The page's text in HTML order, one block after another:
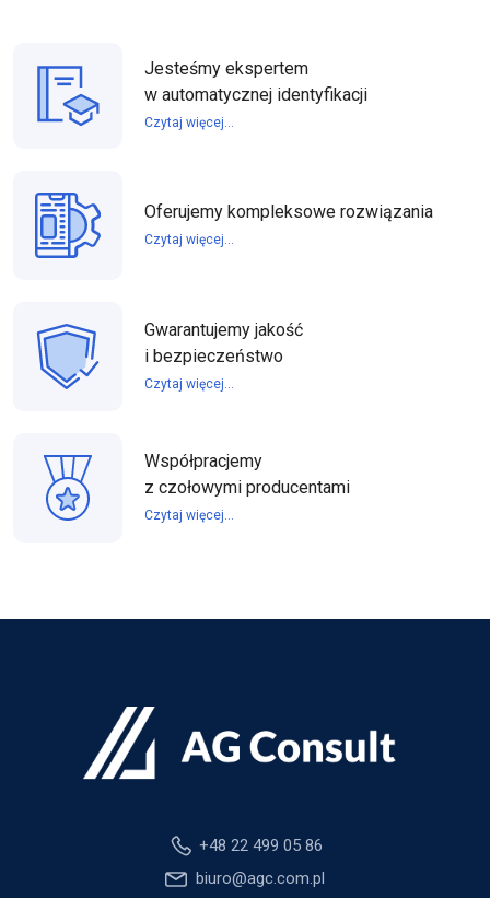
Jesteśmy ekspertem
w automatycznej identyfikacji
Czytaj więcej...
Oferujemy kompleksowe rozwiązania
Czytaj więcej...
Gwarantujemy jakość
i bezpieczeństwo
Czytaj więcej...
Współpracjemy
z czołowymi producentami
Czytaj więcej...
+48 22 499 05 86
biuro@agc.com.pl